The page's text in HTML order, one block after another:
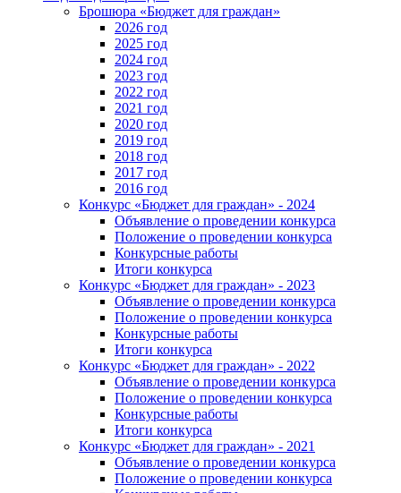
Брошюра «Бюджет для граждан»
2026 год
2025 год
2024 год
2023 год
2022 год
2021 год
2020 год
2019 год
2018 год
2017 год
2016 год
Конкурс «Бюджет для граждан» - 2024
Объявление о проведении конкурса
Положение о проведении конкурса
Конкурсные работы
Итоги конкурса
Конкурс «Бюджет для граждан» - 2023
Объявление о проведении конкурса
Положение о проведении конкурса
Конкурсные работы
Итоги конкурса
Конкурс «Бюджет для граждан» - 2022
Объявление о проведении конкурса
Положение о проведении конкурса
Конкурсные работы
Итоги конкурса
Конкурс «Бюджет для граждан» - 2021
Объявление о проведении конкурса
Положение о проведении конкурса